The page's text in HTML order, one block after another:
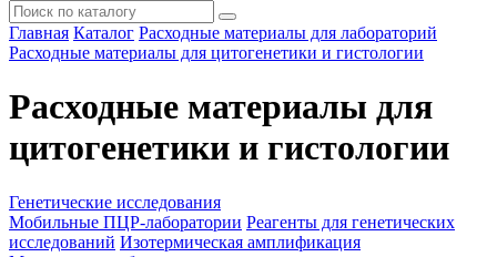
Главная Каталог Расходные материалы для лабораторий
Расходные материалы для цитогенетики и гистологии
Расходные материалы для
цитогенетики и гистологии
Генетические исследования
Мобильные ПЦР-лаборатории Реагенты для генетических
исследований Изотермическая амплификация